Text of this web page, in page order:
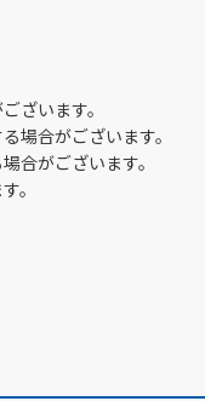
ざいます。
場合がございます。
合がございます。
。